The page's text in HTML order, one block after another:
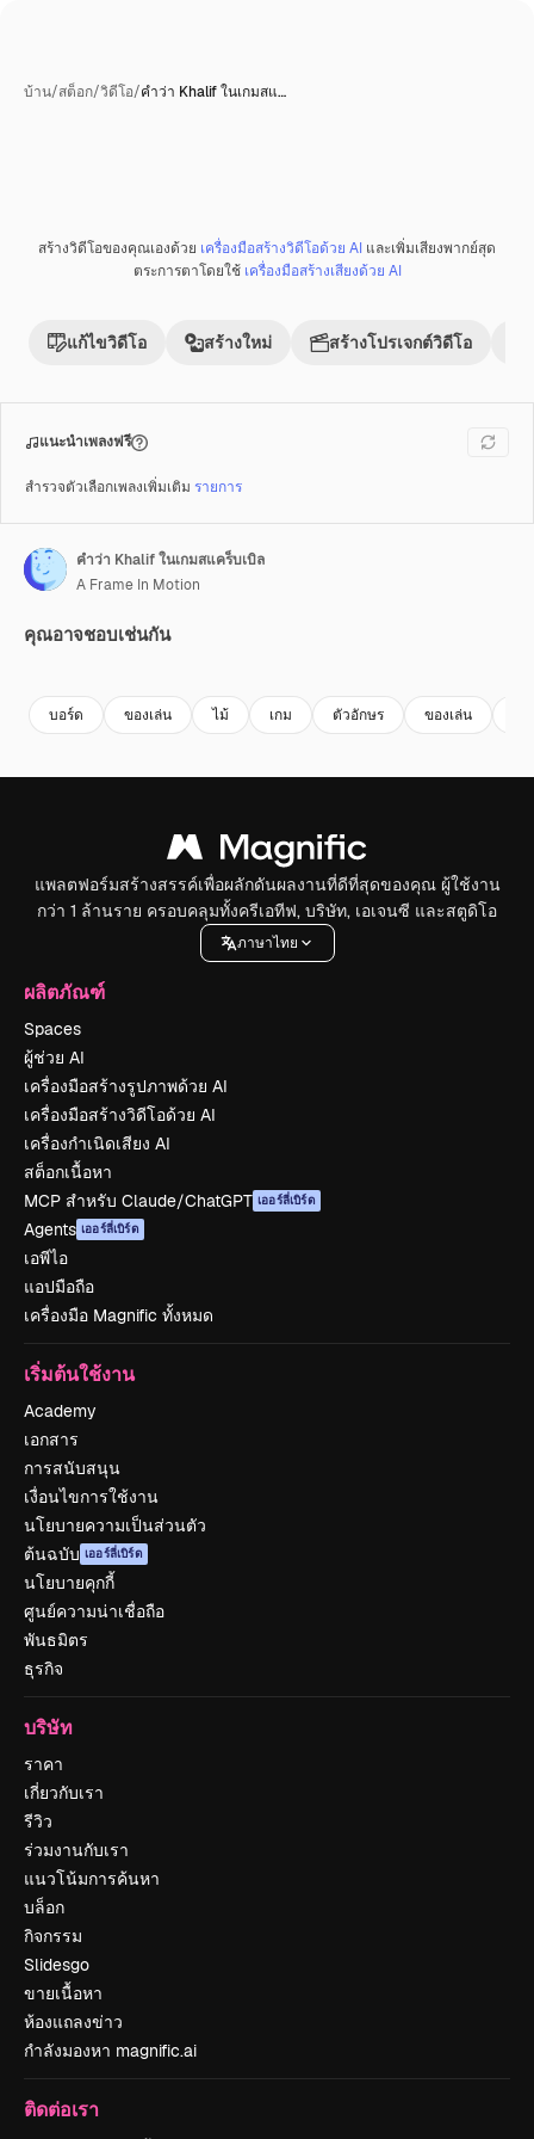
บ้าน/สต็อก/วิดีโอ/คำว่า Khalif ในเกมสแ…
พรีเมี่ยม
สร้างวิดีโอของคุณเองด้วย เครื่องมือสร้างวิดีโอด้วย AI และเพิ่มเสียงพากย์สุด
ตระการตาโดยใช้ เครื่องมือสร้างเสียงด้วย AI
แก้ไขวิดีโอ สร้างใหม่ สร้างโปรเจกต์วิดีโอ
แนะนำเพลงฟรี
สำรวจตัวเลือกเพลงเพิ่มเติม รายการ
คำว่า Khalif ในเกมสแคร็บเบิล
A Frame In Motion
คุณอาจชอบเช่นกัน
บอร์ด ของเล่น ไม้ เกม ตัวอักษร ของเล่น
แพลตฟอร์มสร้างสรรค์เพื่อผลักดันผลงานที่ดีที่สุดของคุณ ผู้ใช้งาน
กว่า 1 ล้านราย ครอบคลุมทั้งครีเอทีฟ, บริษัท, เอเจนซี และสตูดิโอ
ภาษาไทย
ผลิตภัณฑ์
Spaces
ผู้ช่วย AI
เครื่องมือสร้างรูปภาพด้วย AI
เครื่องมือสร้างวิดีโอด้วย AI
เครื่องกำเนิดเสียง AI
สต็อกเนื้อหา
MCP สำหรับ Claude/ChatGPT เออร์ลี่เบิร์ด
Agents เออร์ลี่เบิร์ด
เอพีไอ
แอปมือถือ
เครื่องมือ Magnific ทั้งหมด
เริ่มต้นใช้งาน
Academy
เอกสาร
การสนับสนุน
เงื่อนไขการใช้งาน
นโยบายความเป็นส่วนตัว
ต้นฉบับ เออร์ลี่เบิร์ด
นโยบายคุกกี้
ศูนย์ความน่าเชื่อถือ
พันธมิตร
ธุรกิจ
บริษัท
ราคา
เกี่ยวกับเรา
รีวิว
ร่วมงานกับเรา
แนวโน้มการค้นหา
บล็อก
กิจกรรม
Slidesgo
ขายเนื้อหา
ห้องแถลงข่าว
กำลังมองหา magnific.ai
ติดต่อเรา